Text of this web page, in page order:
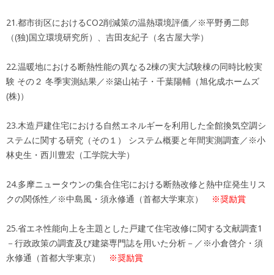
21.都市街区におけるCO2削減策の温熱環境評価／※平野勇二郎
（(独)国立環境研究所）、吉田友紀子（名古屋大学）
22.温暖地における断熱性能の異なる2棟の実大試験棟の同時比較実
験 その２ 冬季実測結果／※築山祐子・千葉陽輔（旭化成ホームズ
(株)）
23.木造戸建住宅における自然エネルギーを利用した全館換気空調シ
ステムに関する研究（その１） システム概要と年間実測調査／※小
林史生・西川豊宏（工学院大学）
24.多摩ニュータウンの集合住宅における断熱改修と熱中症発生リス
クの関係性／※中島風・須永修通（首都大学東京）
※奨励賞
25.省エネ性能向上を主題とした戸建て住宅改修に関する文献調査1
－行政政策の調査及び建築専門誌を用いた分析－／※小倉啓介・須
永修通（首都大学東京）
※奨励賞